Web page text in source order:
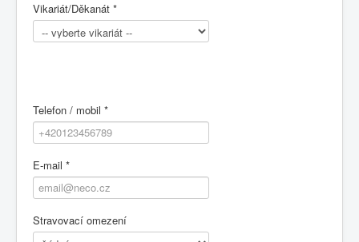
Vikariát/Děkanát *
Telefon / mobil *
E-mail *
Stravovací omezení